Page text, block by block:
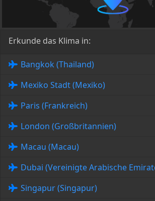
Erkunde das Klima in:
Bangkok (Thailand)
Mexiko Stadt (Mexiko)
Paris (Frankreich)
London (Großbritannien)
Macau (Macau)
Dubai (Vereinigte Arabische
Singapur (Singapur)